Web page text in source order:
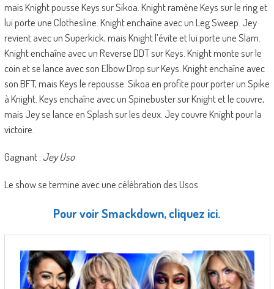
mais Knight pousse Keys sur Sikoa. Knight ramène Keys sur le ring et
lui porte une Clothesline. Knight enchaîne avec un Leg Sweep. Jey
revient avec un Superkick, mais Knight l’évite et lui porte une Slam.
Knight enchaîne avec un Reverse DDT sur Keys. Knight monte sur le
coin et se lance avec son Elbow Drop sur Keys. Knight enchaîne avec
son BFT, mais Keys le repousse. Sikoa en profite pour porter un Spike
à Knight. Keys enchaîne avec un Spinebuster sur Knight et le couvre,
mais Jey se lance en Splash sur les deux. Jey couvre Knight pour la
victoire.
Gagnant : Jey Uso
Le show se termine avec une célébration des Usos.
Pour voir Smackdown, cliquez ici.